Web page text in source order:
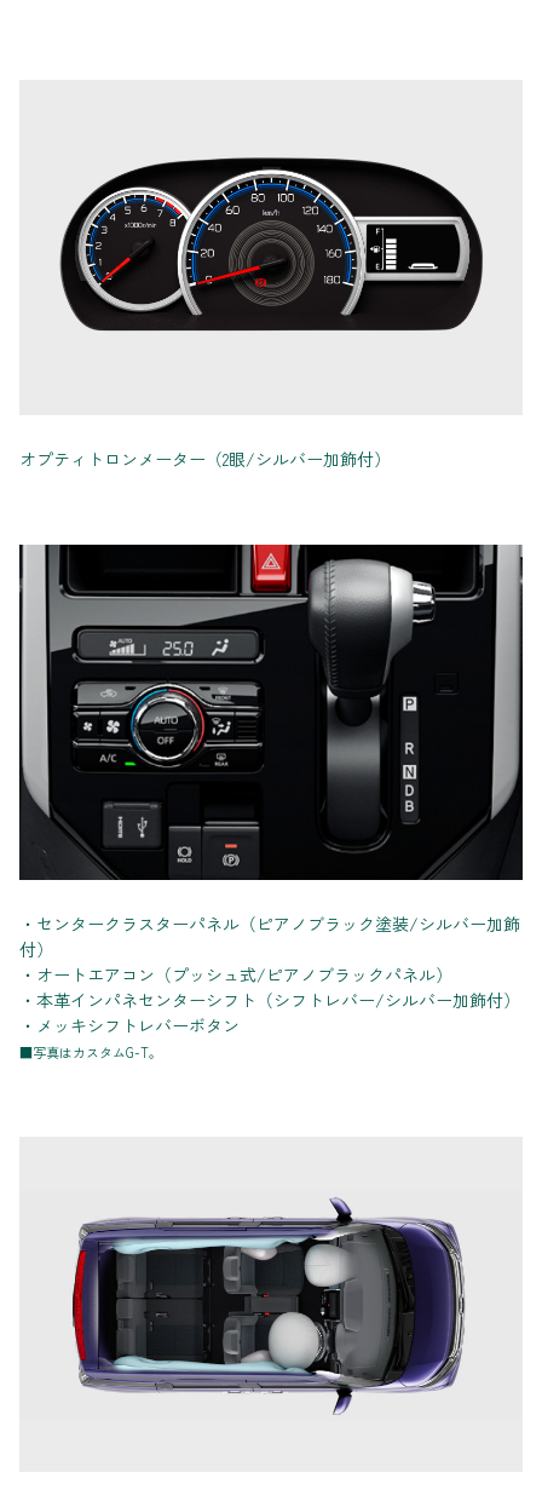
オプティトロンメーター（2眼/シルバー加飾付）
・センタークラスターパネル（ピアノブラック塗装/シルバー加飾
付）
・オートエアコン（プッシュ式/ピアノブラックパネル）
・本革インパネセンターシフト（シフトレバー/シルバー加飾付）
・メッキシフトレバーボタン
■写真はカスタムG-T。